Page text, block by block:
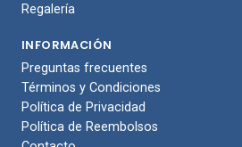
Regalería
INFORMACIÓN
Preguntas frecuentes
Términos y Condiciones
Política de Privacidad
Política de Reembolsos